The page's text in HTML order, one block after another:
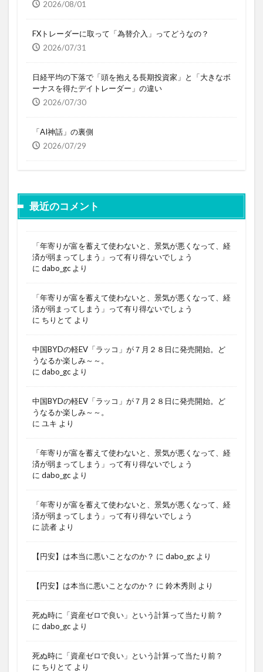
2026/08/01
FXトレーダーに取って「為替介入」ってどうなの？
2026/07/31
日経平均の下落で「頭を抱える長期投資家」と「大きなボ
ーナスを得たデイトレーダー」の違い
2026/07/30
「AI神話」の裏側
2026/07/29
最近のコメント
「年寄りが富を蓄えて使わないと、景気が悪くなって、経
済が弱まってしまう」って有り得ないでしょう
に dabo_gc より
「年寄りが富を蓄えて使わないと、景気が悪くなって、経
済が弱まってしまう」って有り得ないでしょう
に ちりとて より
中国BYDの軽EV「ラッコ」が７月２８日に発売開始。ど
うなるか楽しみ～～。
に dabo_gc より
中国BYDの軽EV「ラッコ」が７月２８日に発売開始。ど
うなるか楽しみ～～。
に ユキ より
「年寄りが富を蓄えて使わないと、景気が悪くなって、経
済が弱まってしまう」って有り得ないでしょう
に dabo_gc より
「年寄りが富を蓄えて使わないと、景気が悪くなって、経
済が弱まってしまう」って有り得ないでしょう
に 読者 より
【円安】は本当に悪いことなのか？ に dabo_gc より
【円安】は本当に悪いことなのか？ に 鈴木秀則 より
死ぬ時に「資産ゼロで良い」という計算って当たり前？
に dabo_gc より
死ぬ時に「資産ゼロで良い」という計算って当たり前？
に ちりとて より